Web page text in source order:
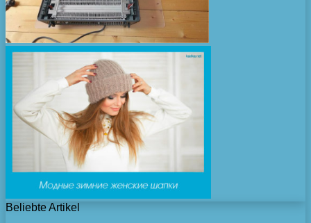
Beliebte Artikel